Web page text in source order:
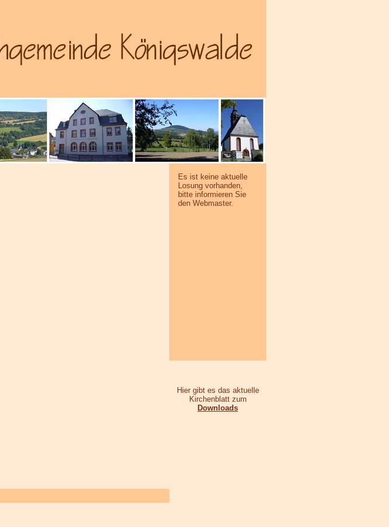
Es ist keine aktuelle
Losung vorhanden,
bitte informieren Sie
den Webmaster.
Hier gibt es das aktuelle
Kirchenblatt zum
Downloads